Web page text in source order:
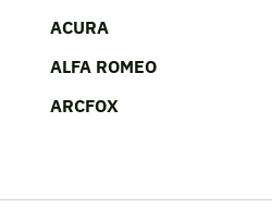
ACURA
ALFA ROMEO
ARCFOX